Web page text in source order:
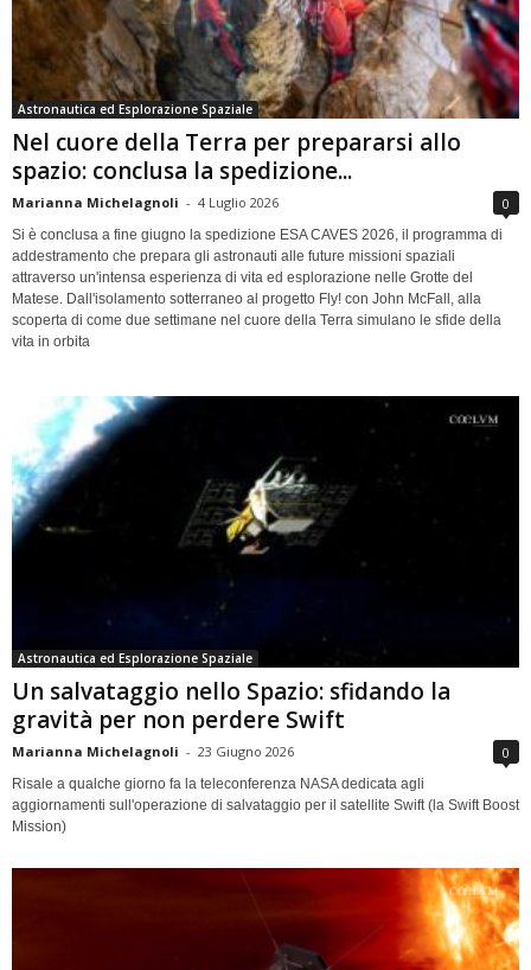
Astronautica ed Esplorazione Spaziale
Nel cuore della Terra per prepararsi allo
spazio: conclusa la spedizione...
Marianna Michelagnoli - 4 Luglio 2026 0
Si è conclusa a fine giugno la spedizione ESA CAVES 2026, il programma di
addestramento che prepara gli astronauti alle future missioni spaziali
attraverso un'intensa esperienza di vita ed esplorazione nelle Grotte del
Matese. Dall'isolamento sotterraneo al progetto Fly! con John McFall, alla
scoperta di come due settimane nel cuore della Terra simulano le sfide della
vita in orbita
Astronautica ed Esplorazione Spaziale
Un salvataggio nello Spazio: sfidando la
gravità per non perdere Swift
Marianna Michelagnoli - 23 Giugno 2026 0
Risale a qualche giorno fa la teleconferenza NASA dedicata agli
aggiornamenti sull'operazione di salvataggio per il satellite Swift (la Swift Boost
Mission)